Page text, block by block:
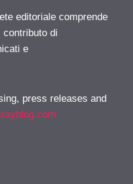
editoriale comprende
contributo di
e
press releases and